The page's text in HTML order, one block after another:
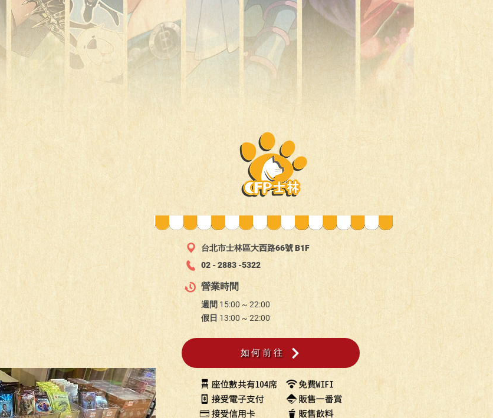
台北市士林區大西路66號 B1F
02 - 2883 -5322
營業時間
週間 15:00 ~ 22:00
假日 13:00 ~ 22:00
如何前往